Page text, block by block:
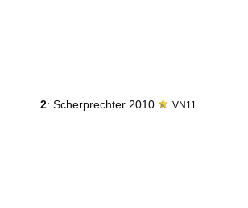
2: Scherprechter 2010 VN11